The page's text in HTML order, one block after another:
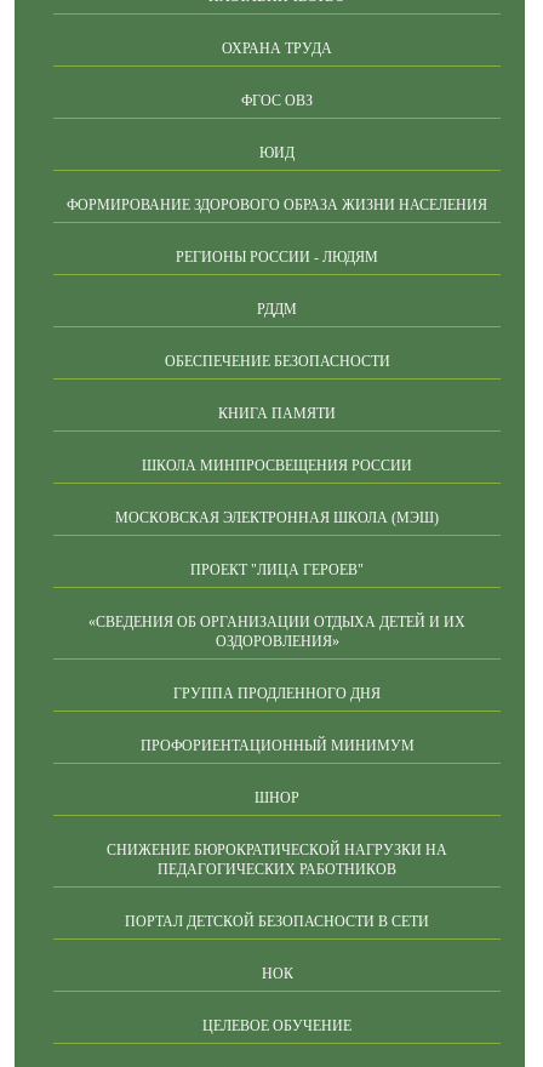
ОХРАНА ТРУДА
ФГОС ОВЗ
ЮИД
ФОРМИРОВАНИЕ ЗДОРОВОГО ОБРАЗА ЖИЗНИ НАСЕЛЕНИЯ
РЕГИОНЫ РОССИИ - ЛЮДЯМ
РДДМ
ОБЕСПЕЧЕНИЕ БЕЗОПАСНОСТИ
КНИГА ПАМЯТИ
ШКОЛА МИНПРОСВЕЩЕНИЯ РОССИИ
МОСКОВСКАЯ ЭЛЕКТРОННАЯ ШКОЛА (МЭШ)
ПРОЕКТ "ЛИЦА ГЕРОЕВ"
«СВЕДЕНИЯ ОБ ОРГАНИЗАЦИИ ОТДЫХА ДЕТЕЙ И ИХ
ОЗДОРОВЛЕНИЯ»
ГРУППА ПРОДЛЕННОГО ДНЯ
ПРОФОРИЕНТАЦИОННЫЙ МИНИМУМ
ШНОР
СНИЖЕНИЕ БЮРОКРАТИЧЕСКОЙ НАГРУЗКИ НА
ПЕДАГОГИЧЕСКИХ РАБОТНИКОВ
ПОРТАЛ ДЕТСКОЙ БЕЗОПАСНОСТИ В СЕТИ
НОК
ЦЕЛЕВОЕ ОБУЧЕНИЕ